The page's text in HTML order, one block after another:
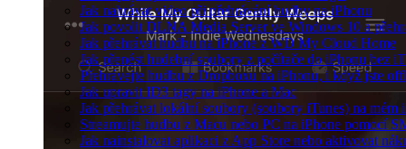
Jak nahrávat video při přehrávání hudby na iPhonu
Jak povolit DLNA Media Server ve Windows 10 a
Jak přehrávat hudbu na iPhone z WD My Cloud Home
Jak přenést hudební soubory z počítače do iPhonu bez
Přehrávejte hudbu z Dropboxu na iPhonu, i když jste
Jak upravit ID3 tagy na iPhone a Mac
Jak přehrávat lokální soubory (soubory iTunes) na mém
Streamujte hudbu z Macu nebo PC na iPhone pomocí
Jak nainstalovat aplikaci z App Store nebo aktivovat